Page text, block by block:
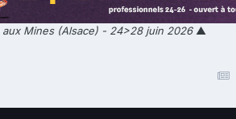
Mines (Alsace) - 24>28 juin 2026▲